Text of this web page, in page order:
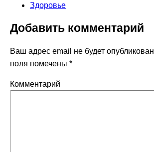
Здоровье
Добавить комментарий
Ваш адрес email не будет
поля помечены *
Комментарий